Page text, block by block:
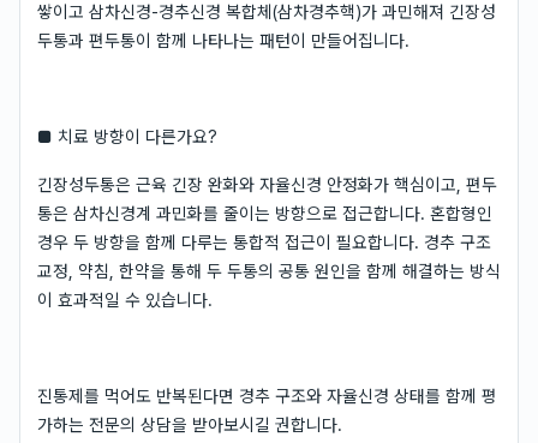
쌓이고 삼차신경-경추신경 복합체(삼차경추핵)가 과민해져 긴장성
두통과 편두통이 함께 나타나는 패턴이 만들어집니다.
■ 치료 방향이 다른가요?
긴장성두통은 근육 긴장 완화와 자율신경 안정화가 핵심이고, 편두
통은 삼차신경계 과민화를 줄이는 방향으로 접근합니다. 혼합형인
경우 두 방향을 함께 다루는 통합적 접근이 필요합니다. 경추 구조
교정, 약침, 한약을 통해 두 두통의 공통 원인을 함께 해결하는 방식
이 효과적일 수 있습니다.
진통제를 먹어도 반복된다면 경추 구조와 자율신경 상태를 함께 평
가하는 전문의 상담을 받아보시길 권합니다.